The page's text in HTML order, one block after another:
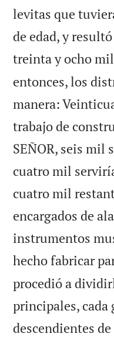
levitas que
de edad, y
treinta y ocho
entonces, los
manera:
trabajo de
SEÑOR, seis mil
cuatro mil
cuatro mil
encargados de
instrumentos
hecho fabricar
procedió a
principales, cada
descendientes